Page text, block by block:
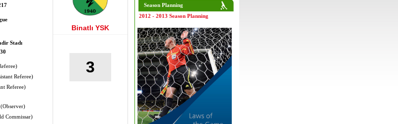
Stadı
Referee)
Referee)
Commissar)
Binatlı YSK
3
Season Planning
2012 - 2013 Season Planning